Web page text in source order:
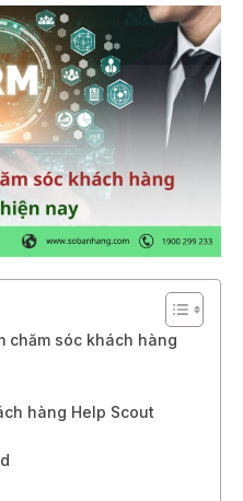
chăm sóc khách hàng
hàng Help Scout